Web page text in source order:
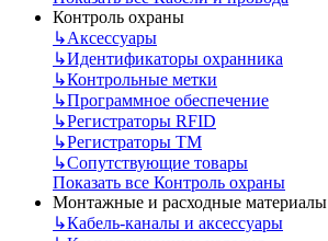
Контроль охраны
↳Аксессуары
↳Идентификаторы охранника
↳Контрольные метки
↳Программное обеспечение
↳Регистраторы RFID
↳Регистраторы ТМ
↳Сопутствующие товары
Показать все Контроль охраны
Монтажные и расходные материалы
↳Кабель-каналы и аксессуары